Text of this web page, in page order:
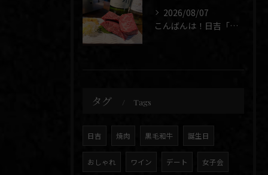
2026/08/07
こんばんは！日吉「焼肉 煉」です🥩
タグ Tags
日吉 焼肉 黒毛和牛 誕生日
おしゃれ ワイン デート 女子会